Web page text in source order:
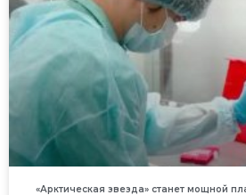
«Арктическая звезда» станет мощной